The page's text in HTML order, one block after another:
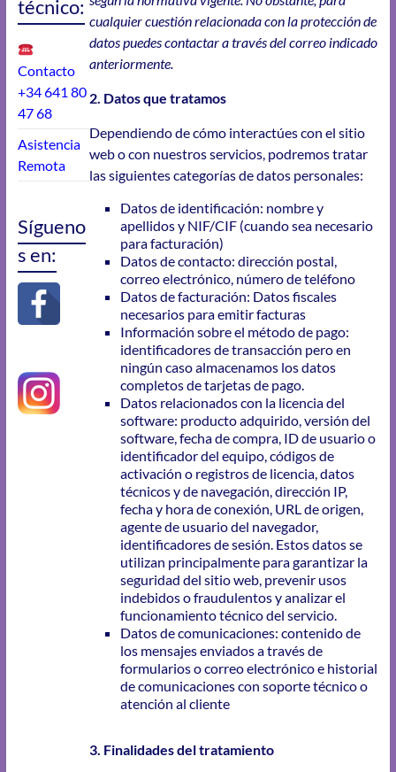
cualquier cuestión relacionada con la protección de
datos puedes contactar a través del correo indicado
anteriormente.
2. Datos que tratamos
Dependiendo de cómo interactúes con el sitio
web o con nuestros servicios, podremos tratar
las siguientes categorías de datos personales:
Datos de identificación: nombre y
apellidos y NIF/CIF (cuando sea necesario
para facturación)
Datos de contacto: dirección postal,
correo electrónico, número de teléfono
Datos de facturación: Datos fiscales
necesarios para emitir facturas
Información sobre el método de pago:
identificadores de transacción pero en
ningún caso almacenamos los datos
completos de tarjetas de pago.
Datos relacionados con la licencia del
software: producto adquirido, versión del
software, fecha de compra, ID de usuario o
identificador del equipo, códigos de
activación o registros de licencia, datos
técnicos y de navegación, dirección IP,
fecha y hora de conexión, URL de origen,
agente de usuario del navegador,
identificadores de sesión. Estos datos se
utilizan principalmente para garantizar la
seguridad del sitio web, prevenir usos
indebidos o fraudulentos y analizar el
funcionamiento técnico del servicio.
Datos de comunicaciones: contenido de
los mensajes enviados a través de
formularios o correo electrónico e historial
de comunicaciones con soporte técnico o
atención al cliente
3. Finalidades del tratamiento
técnico:
Contacto
+34 641 80
47 68
Asistencia
Remota
Sígueno
s en: